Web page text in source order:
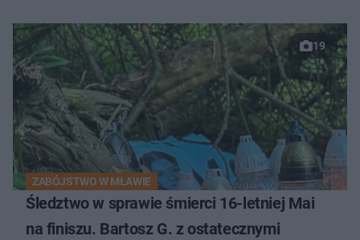
19
ZABÓJSTWO W MŁAWIE
Śledztwo w sprawie śmierci 16-letniej Mai
na finiszu. Bartosz G. z ostatecznymi